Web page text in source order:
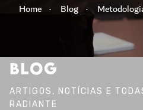
Home Blog
BLOG
ARTIGOS, NOTÍCIAS E
RADIANTE